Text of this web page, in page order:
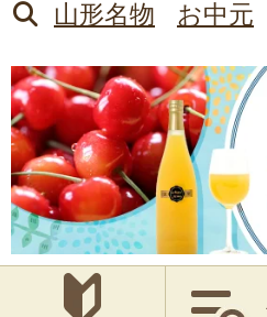
山形名物 お中元